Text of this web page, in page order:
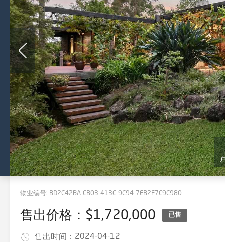
物业编号: BD2C42BA-CB03-413C-9C94-7EB2F7C9C980
售出价格：$1,720,000 已售
售出时间： 2024-04-12